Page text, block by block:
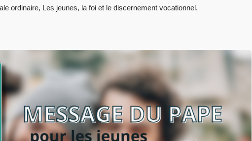
ordinaire, Les jeunes, la foi et le discernement vocationnel.